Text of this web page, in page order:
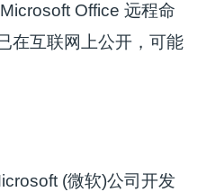
Office 远程命
在互联网上公开，可能
(微软)公司开发